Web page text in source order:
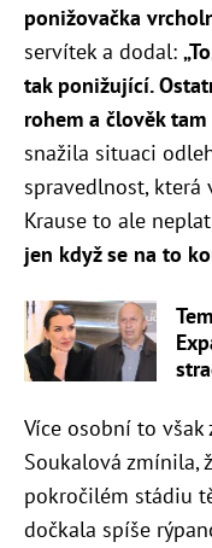
ponižovačka
servítek a dodal:
tak ponižující.
rohem a člověk tam
snažila situaci
spravedlnost, která
Krause to ale
jen když se na to
Více osobní to však
Soukalová zmínila,
pokročilém stádiu
dočkala spíše